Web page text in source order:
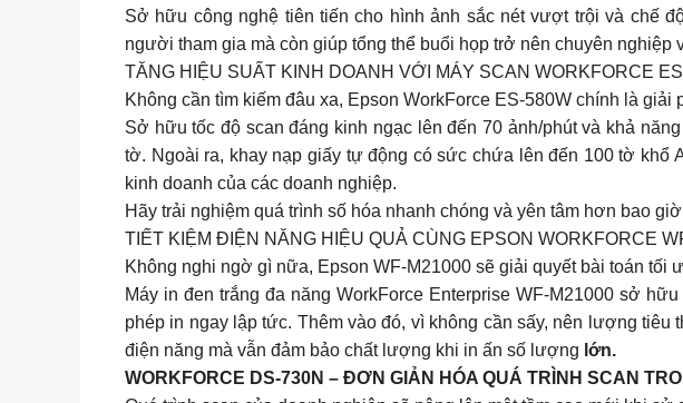
Sở hữu công nghệ tiên tiến cho hình ảnh sắc nét vượt trội và chế
người tham gia mà còn giúp tổng thể buổi họp trở nên chuyên
TĂNG HIỆU SUẤT KINH DOANH VỚI MÁY SCAN WORKFORCE
Không cần tìm kiếm đâu xa, Epson WorkForce ES-580W chính là
Sở hữu tốc độ scan đáng kinh ngạc lên đến 70 ảnh/phút và khả
tờ. Ngoài ra, khay nạp giấy tự động có sức chứa lên đến 100 tờ khổ
kinh doanh của các doanh nghiệp.
Hãy trải nghiệm quá trình số hóa nhanh chóng và yên tâm hơn bao
TIẾT KIỆM ĐIỆN NĂNG HIỆU QUẢ CÙNG EPSON WORKFORCE
Không nghi ngờ gì nữa, Epson WF-M21000 sẽ giải quyết bài toán tối
Máy in đen trắng đa năng WorkForce Enterprise WF-M21000 sở
phép in ngay lập tức. Thêm vào đó, vì không cần sấy, nên lượng
điện năng mà vẫn đảm bảo chất lượng khi in ấn số lượng lớn.
WORKFORCE DS-730N – ĐƠN GIẢN HÓA QUÁ TRÌNH SCAN